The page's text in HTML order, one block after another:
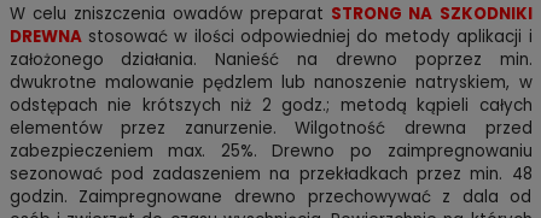
W celu zniszczenia owadów preparat STRONG NA SZKODNIKI
DREWNAstosować w ilości odpowiedniej do metody aplikacji i
założonego działania. Nanieść na drewno poprzez min.
dwukrotne malowanie pędzlem lub nanoszenie natryskiem, w
odstępach nie krótszych niż 2 godz.; metodą kąpieli całych
elementów przez zanurzenie. Wilgotność drewna przed
zabezpieczeniem max. 25%. Drewno po zaimpregnowaniu
sezonować pod zadaszeniem na przekładkach przez min. 48
godzin. Zaimpregnowane drewno przechowywać z dala od